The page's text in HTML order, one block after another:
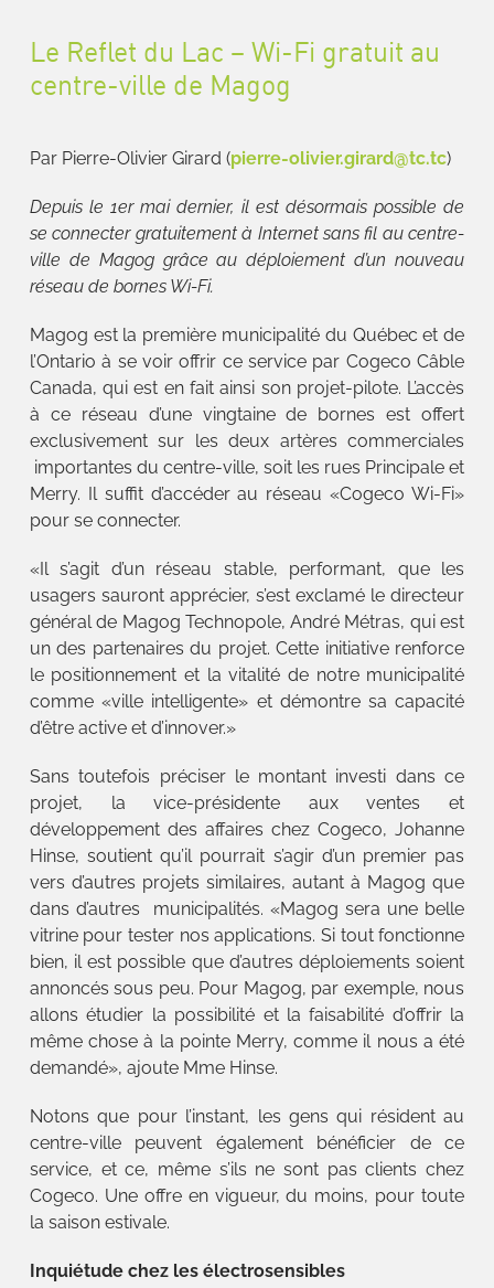
Le Reflet du Lac – Wi-Fi gratuit au
centre-ville de Magog
Par Pierre-Olivier Girard (pierre-olivier.girard@tc.tc)
Depuis le 1er mai dernier, il est désormais possible de
se connecter gratuitement à Internet sans fil au centre-
ville de Magog grâce au déploiement d’un nouveau
réseau de bornes Wi-Fi.
Magog est la première municipalité du Québec et de
l’Ontario à se voir offrir ce service par Cogeco Câble
Canada, qui est en fait ainsi son projet-pilote. L’accès
à ce réseau d’une vingtaine de bornes est offert
exclusivement sur les deux artères commerciales
importantes du centre-ville, soit les rues Principale et
Merry. Il suffit d’accéder au réseau «Cogeco Wi-Fi»
pour se connecter.
«Il s’agit d’un réseau stable, performant, que les
usagers sauront apprécier, s’est exclamé le directeur
général de Magog Technopole, André Métras, qui est
un des partenaires du projet. Cette initiative renforce
le positionnement et la vitalité de notre municipalité
comme «ville intelligente» et démontre sa capacité
d’être active et d’innover.»
Sans toutefois préciser le montant investi dans ce
projet, la vice-présidente aux ventes et
développement des affaires chez Cogeco, Johanne
Hinse, soutient qu’il pourrait s’agir d’un premier pas
vers d’autres projets similaires, autant à Magog que
dans d’autres municipalités. «Magog sera une belle
vitrine pour tester nos applications. Si tout fonctionne
bien, il est possible que d’autres déploiements soient
annoncés sous peu. Pour Magog, par exemple, nous
allons étudier la possibilité et la faisabilité d’offrir la
même chose à la pointe Merry, comme il nous a été
demandé», ajoute Mme Hinse.
Notons que pour l’instant, les gens qui résident au
centre-ville peuvent également bénéficier de ce
service, et ce, même s’ils ne sont pas clients chez
Cogeco. Une offre en vigueur, du moins, pour toute
la saison estivale.
Inquiétude chez les électrosensibles